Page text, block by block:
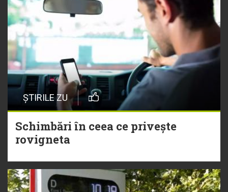
ȘTIRILE ZU
Schimbări în ceea ce privește
rovigneta